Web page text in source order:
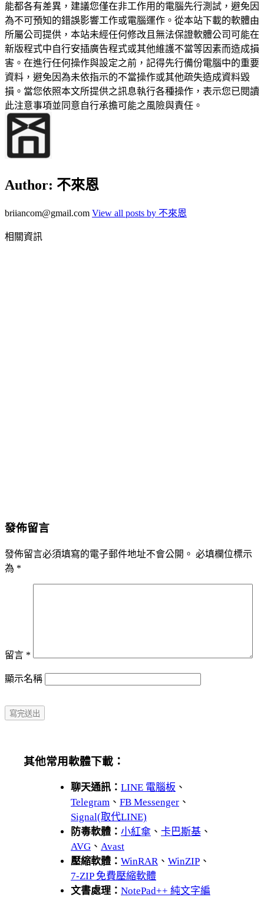
能都各有差異，建議您僅在非工作用的電腦先行測試，避免因
為不可預知的錯誤影響工作或電腦運作。從本站下載的軟體由
所屬公司提供，本站未經任何修改且無法保證軟體公司可能在
新版程式中自行安插廣告程式或其他維護不當等因素而造成損
害。在進行任何操作與設定之前，記得先行備份電腦中的重要
資料，避免因為未依指示的不當操作或其他疏失造成資料毀
損。當您依照本文所提供之訊息執行各種操作，表示您已閱讀
此注意事項並同意自行承擔可能之風險與責任。
Author: 不來恩
briiancom@gmail.com View all posts by 不來恩
相關資訊
發佈留言
發佈留言必須填寫的電子郵件地址不會公開。 必填欄位標示
為 *
留言 *
顯示名稱
其他常用軟體下載：
聊天通訊： LINE 電腦板 、
Telegram 、 FB Messenger 、
Signal(取代LINE)
防毒軟體： 小紅傘 、 卡巴斯基 、
AVG 、 Avast
壓縮軟體： WinRAR、 WinZIP 、
7-ZIP 免費壓縮軟體
文書處理： NotePad++ 純文字編